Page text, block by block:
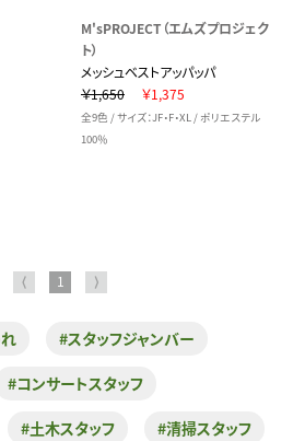
M'sPROJECT（エムズプロジェク
ト）
メッシュベストアッパッパ
￥1,650
￥1,375
全9色 / サイズ：JF・F・XL / ポリエステル
100％
⟨ 1 ⟩
#スタッフジャンバー
#コンサートスタッフ
#土木スタッフ #清掃スタッフ